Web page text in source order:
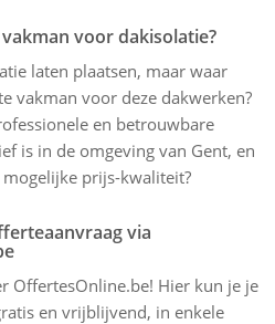
voor dakisolatie?
laten plaatsen, maar waar
vakman voor deze dakwerken?
en betrouwbare
is in de omgeving van Gent, en
prijs-kwaliteit?
via
OffertesOnline.be! Hier kun je je
en vrijblijvend, in enkele